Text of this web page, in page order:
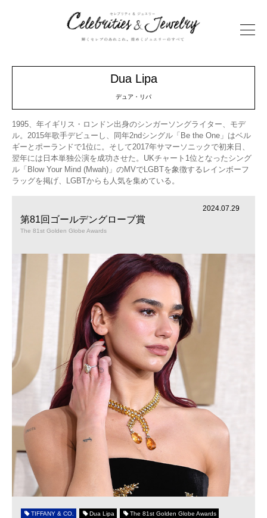
Dua Lipa
デュア・リパ
1995、年イギリス・ロンドン出身のシンガーソングライター、モデ
ル。2015年歌手デビューし、同年2ndシングル「Be the One」はベル
ギーとポーランドで1位に。そして2017年サマーソニックで初来日、
翌年には日本単独公演を成功させた。UKチャート1位となったシング
ル「Blow Your Mind (Mwah)」のMVでLGBTを象徴するレインボーフ
ラッグを掲げ、LGBTからも人気を集めている。
第81回ゴールデングローブ賞
The 81st Golden Globe Awards
2024.07.29
TIFFANY & CO. Dua Lipa The 81st Golden Globe Awards